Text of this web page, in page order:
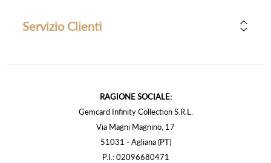
Servizio Clienti
RAGIONE SOCIALE:
Gemcard Infinity Collection S.R.L.
Via Magni Magnino, 17
51031 - Agliana (PT)
P.I.: 02096680471